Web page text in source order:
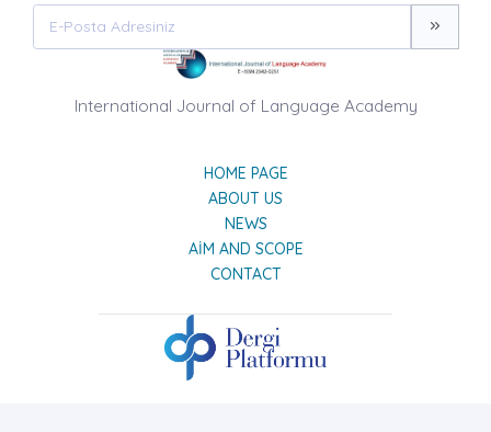
International Journal of Language Academy
HOME PAGE
ABOUT US
NEWS
AIM AND SCOPE
CONTACT